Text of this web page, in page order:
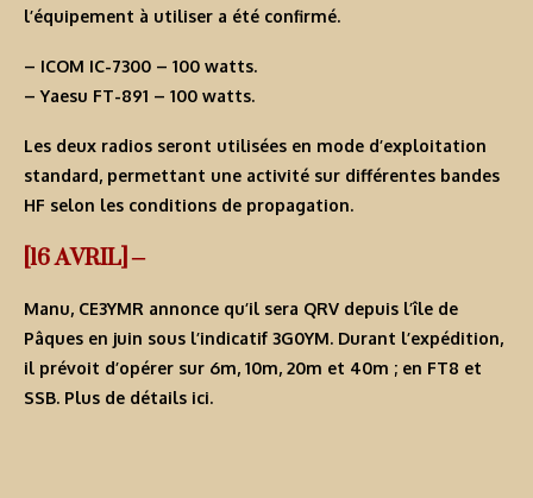
l’équipement à utiliser a été confirmé.
– ICOM IC-7300 – 100 watts.
– Yaesu FT-891 – 100 watts.
Les deux radios seront utilisées en mode d’exploitation
standard, permettant une activité sur différentes bandes
HF selon les conditions de propagation.
[16 AVRIL] –
Manu, CE3YMR annonce qu’il sera QRV depuis l’île de
Pâques en juin sous l’indicatif 3G0YM. Durant l’expédition,
il prévoit d’opérer sur 6m, 10m, 20m et 40m ; en FT8 et
SSB. Plus de détails ici.